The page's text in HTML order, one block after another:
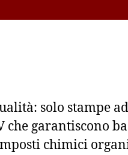
solo stampe
garantiscono
chimici